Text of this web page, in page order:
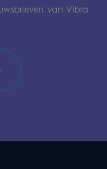
van Vibra